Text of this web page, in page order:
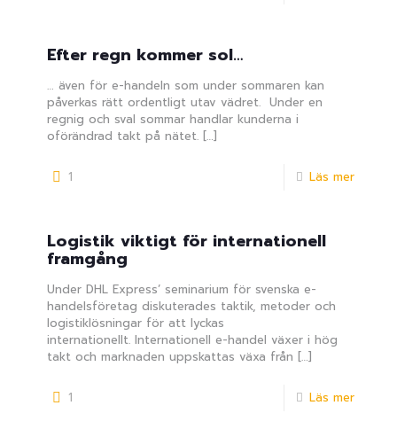
Efter regn kommer sol…
… även för e-handeln som under sommaren kan
påverkas rätt ordentligt utav vädret. Under en
regnig och sval sommar handlar kunderna i
oförändrad takt på nätet. […]
1 Läs mer
Logistik viktigt för internationell
framgång
Under DHL Express’ seminarium för svenska e-
handelsföretag diskuterades taktik, metoder och
logistiklösningar för att lyckas
internationellt. Internationell e-handel växer i hög
takt och marknaden uppskattas växa från […]
1 Läs mer